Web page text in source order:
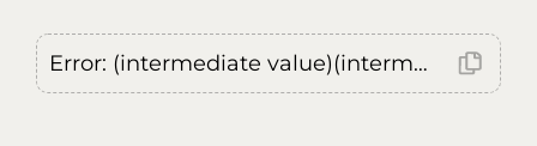
Error: (intermediate value)(intermediate value)(intermediate value).replaceAll is not a function